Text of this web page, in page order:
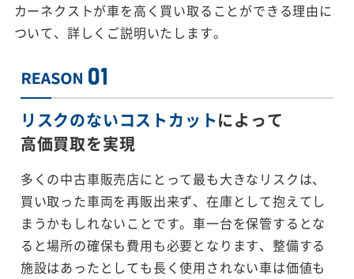
カーネクストが車を高く買い取ることができる理由に
ついて、詳しくご説明いたします。
リスクのないコストカットによって
高価買取を実現
多くの中古車販売店にとって最も大きなリスクは、
買い取った車両を再販出来ず、在庫として抱えてし
まうかもしれないことです。車一台を保管するとな
ると場所の確保も費用も必要となります、整備する
施設はあったとしても長く使用されない車は価値も